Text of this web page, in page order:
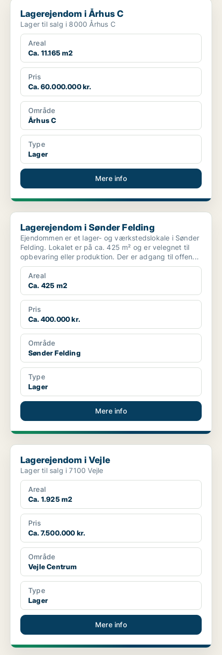
Lagerejendom i Århus C
Lagerejendom i Århus C
Lager til salg i 8000 Århus C
Areal
Ca. 11.165 m2
Pris
Ca. 60.000.000 kr.
Område
Århus C
Type
Lager
Mere info
Lagerejendom i Sønder Felding
Lagerejendom i Sønder Felding
Ejendommen er et lager- og værkstedslokale i Sønder
Felding. Lokalet er på ca. 425 m² og er velegnet til
opbevaring eller produktion. Der er adgang til offen...
Areal
Ca. 425 m2
Pris
Ca. 400.000 kr.
Område
Sønder Felding
Type
Lager
Mere info
Lagerejendom i Vejle
Lagerejendom i Vejle
Lager til salg i 7100 Vejle
Areal
Ca. 1.925 m2
Pris
Ca. 7.500.000 kr.
Område
Vejle Centrum
Type
Lager
Mere info